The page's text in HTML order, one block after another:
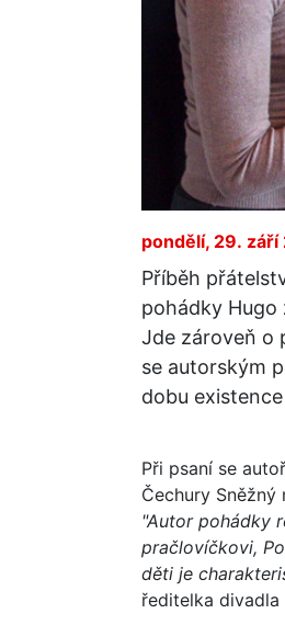
pondělí, 29. září
Příběh
pohádky Hugo
Jde zároveň o
se autorským
dobu
Při psaní se
Čechury
"Autor pohádky
pračlovíčkovi,
děti je
ředitelka divadla